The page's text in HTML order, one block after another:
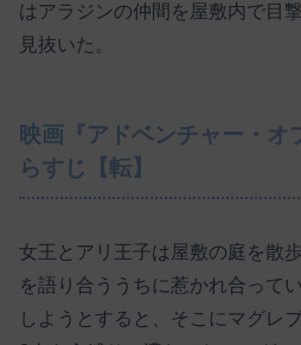
はアラジンの仲間を屋敷内で目
見抜いた。
映画『アドベンチャー・オ
らすじ【転】
女王とアリ王子は屋敷の庭を散
を語り合ううちに惹かれ合って
しようとすると、そこにマグレ